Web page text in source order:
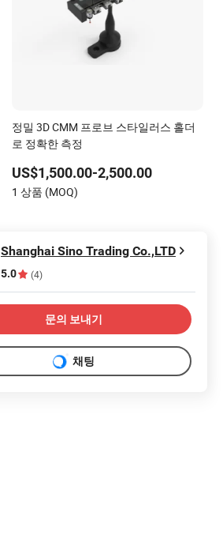
정밀 3D CMM 프로브 스타일러스 홀더
로 정확한 측정
US$1,500.00-2,500.00
1 상품 (MOQ)
Shanghai Sino Trading Co.,LTD
5.0 (4)
문의 보내기
채팅